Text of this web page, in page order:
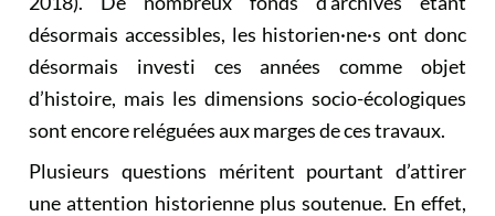
désormais accessibles, les historien·ne·s ont donc
désormais investi ces années comme objet
d’histoire, mais les dimensions socio-écologiques
sont encore reléguées aux marges de ces travaux.
Plusieurs questions méritent pourtant d’attirer
une attention historienne plus soutenue. En effet,